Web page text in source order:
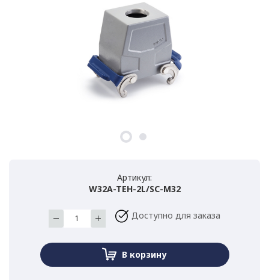
Артикул:
W32A-TEH-2L/SC-M32
Доступно для заказа